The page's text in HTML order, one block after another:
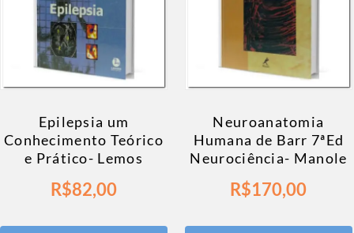
Epilepsia um
Conhecimento Teórico
e Prático- Lemos
R$82,00
Neuroanatomia
Humana de Barr 7ªEd
Neurociência- Manole
R$170,00